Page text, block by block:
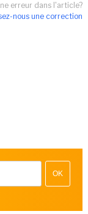
erreur dans l'article?
nous une correction
OK